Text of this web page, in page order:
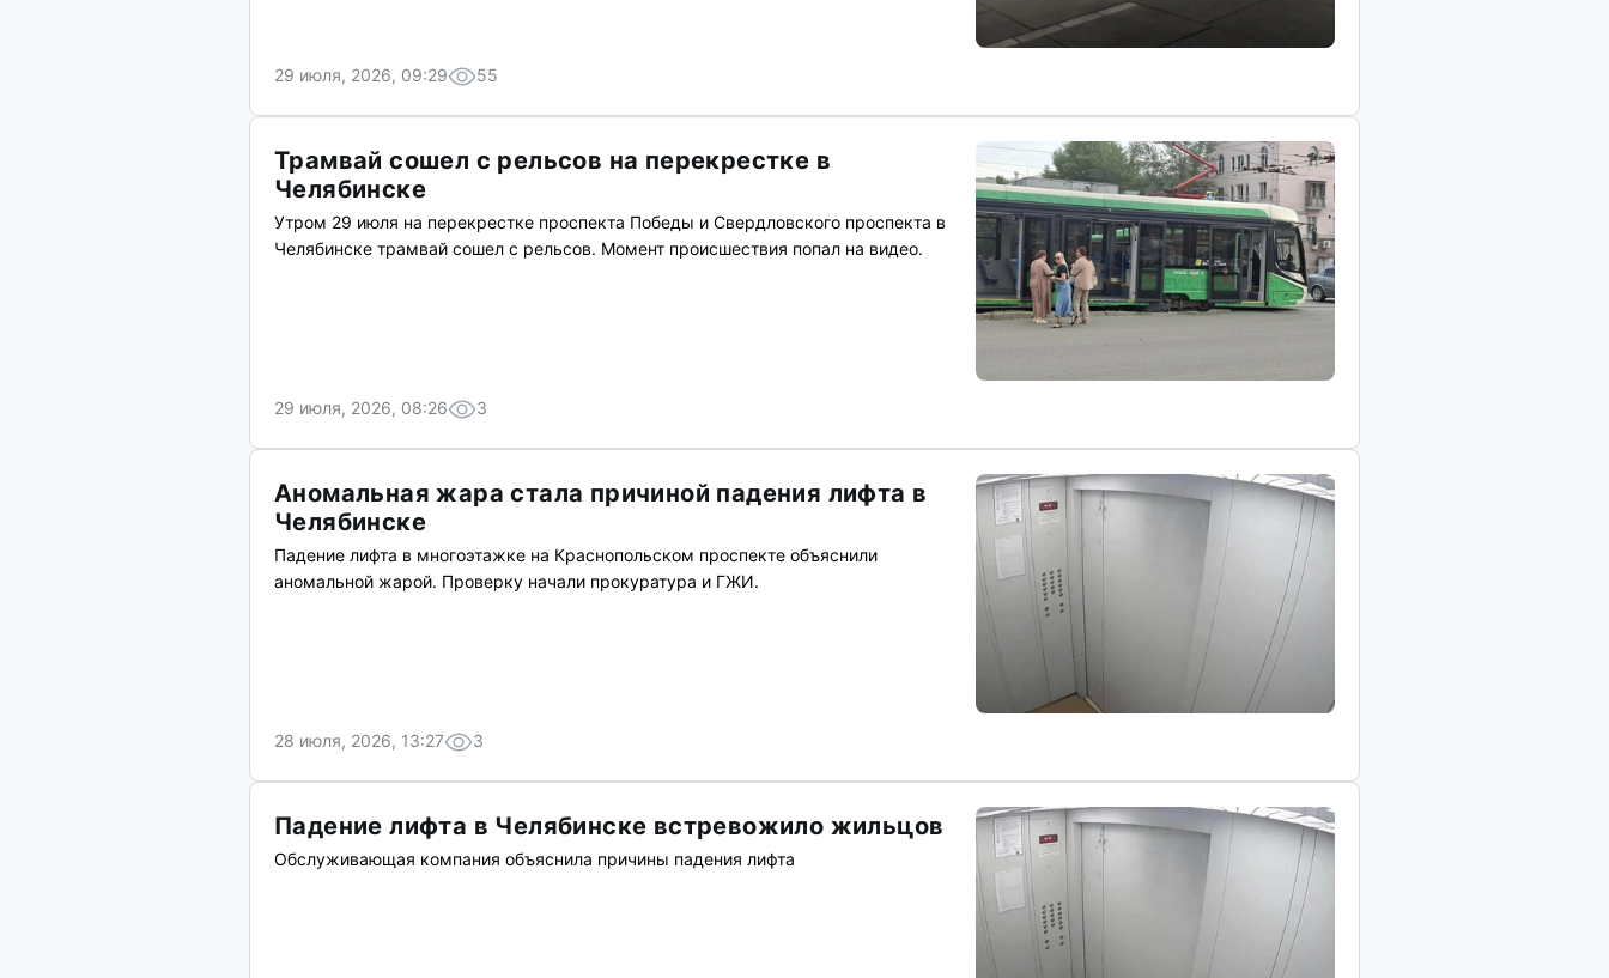
29 июля, 2026, 09:29 55
Трамвай сошел с рельсов на перекрестке в
Челябинске
Утром 29 июля на перекрестке проспекта Победы и Свердловского проспекта в
Челябинске трамвай сошел с рельсов. Момент происшествия попал на видео.
29 июля, 2026, 08:26 3
Аномальная жара стала причиной падения лифта в
Челябинске
Падение лифта в многоэтажке на Краснопольском проспекте объяснили
аномальной жарой. Проверку начали прокуратура и ГЖИ.
28 июля, 2026, 13:27 3
Падение лифта в Челябинске встревожило жильцов
Обслуживающая компания объяснила причины падения лифта